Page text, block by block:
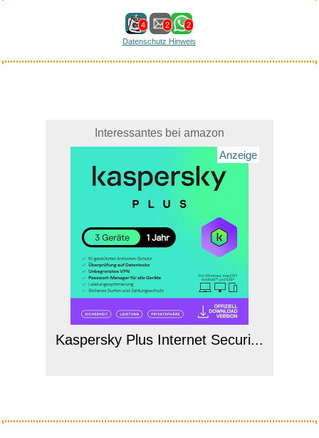
4 2
2
Datenschutz Hinweis
Interessantes bei amazon
Anzeige
Kaspersky Plus Internet Securi...